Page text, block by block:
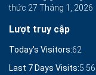
thức 27 Tháng 1, 2026
Lượt truy cập
Today's Visitors:62
Last 7 Days Visits: